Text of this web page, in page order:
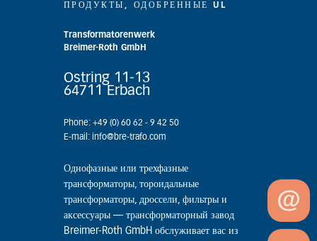
ПРОДУКТЫ, ОДОБРЕННЫЕ UL
Transformatorenwerk
Breimer-Roth GmbH
Ostring 11-13
64711 Erbach
Phone: +49 (0) 60 62 - 9 42 50
E-mail: info@bre-trafo.com
Однофазные или трехфазные
трансформаторы, тороидальные
трансформаторы, дроссели, фильтры и
аксессуары — трансформаторный завод
Breimer-Roth GmbH обслуживает вас из